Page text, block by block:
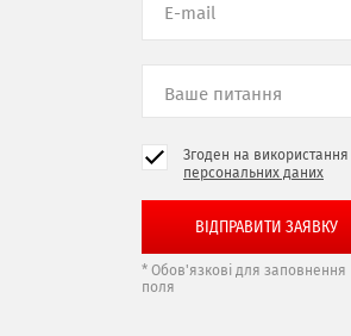
Згоден на використання
персональних даних
* Обов'язкові для заповнення
поля